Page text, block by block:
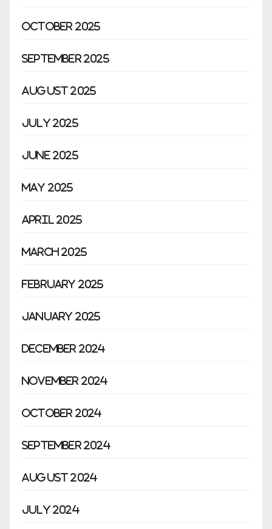
October 2025
September 2025
August 2025
July 2025
June 2025
May 2025
April 2025
March 2025
February 2025
January 2025
December 2024
November 2024
October 2024
September 2024
August 2024
July 2024